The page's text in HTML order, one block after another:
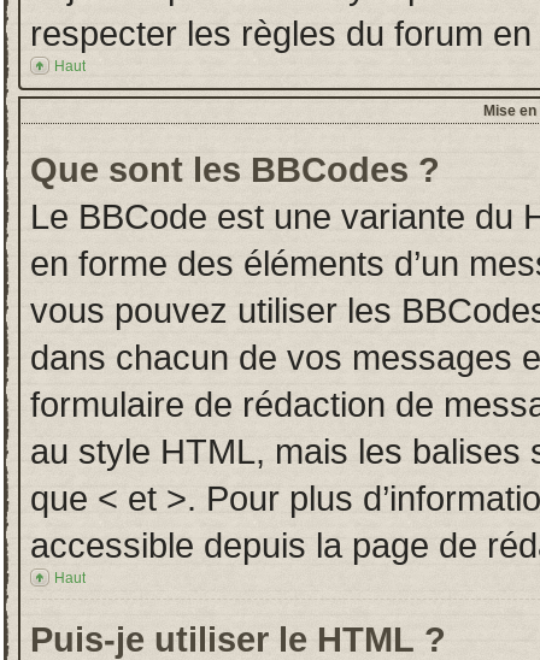
respecter les règles du forum
Haut
Mise
Que sont les BBCodes ?
Le BBCode est une variante du
en forme des éléments d’un
vous pouvez utiliser les
dans chacun de vos messages
formulaire de rédaction de
au style HTML, mais les
que < et >. Pour plus
accessible depuis la page de
Haut
Puis-je utiliser le HTML ?